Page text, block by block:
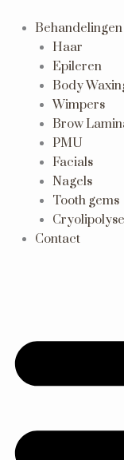
naar
Haar
Epileren
Body
Wimpers
Brow
PMU
Facials
Nagels
Tooth gems
Cryolipolyse
Contact